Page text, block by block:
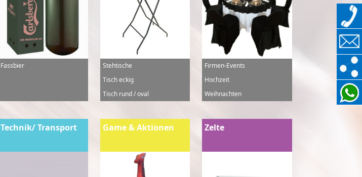
Fassbier
Stehtische
Tisch eckig
Tisch rund / oval
Firmen-Events
Hochzeit
Weihnachten
Technik/ Transport Game & Aktionen Zelte